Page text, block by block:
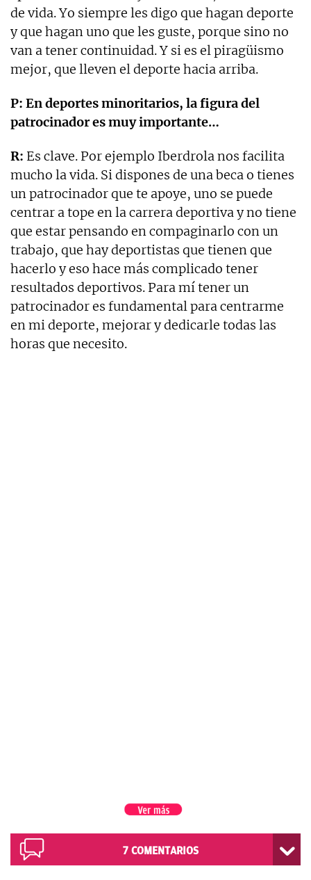
de vida. Yo siempre les digo que hagan deporte
y que hagan uno que les guste, porque sino no
van a tener continuidad. Y si es el piragüismo
mejor, que lleven el deporte hacia arriba.
P: En deportes minoritarios, la figura del
patrocinador es muy importante…
R: Es clave. Por ejemplo Iberdrola nos facilita
mucho la vida. Si dispones de una beca o tienes
un patrocinador que te apoye, uno se puede
centrar a tope en la carrera deportiva y no tiene
que estar pensando en compaginarlo con un
trabajo, que hay deportistas que tienen que
hacerlo y eso hace más complicado tener
resultados deportivos. Para mí tener un
patrocinador es fundamental para centrarme
en mi deporte, mejorar y dedicarle todas las
horas que necesito.
7 COMENTARIOS